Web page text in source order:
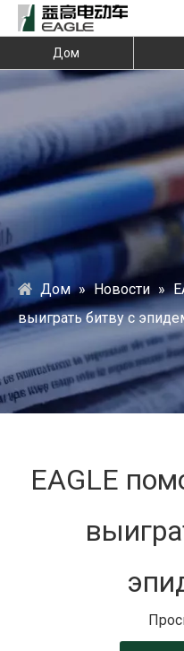
Дом
Дом » Новости »
выиграть битву с
EAGLE